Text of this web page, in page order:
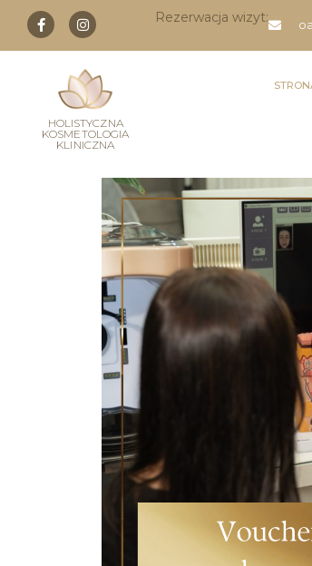
Rezerwacja wizyt:
HOLISTYCZNA
KOSMETOLOGIA
KLINICZNA